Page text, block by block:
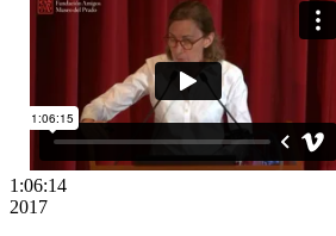
1:06:14
2017